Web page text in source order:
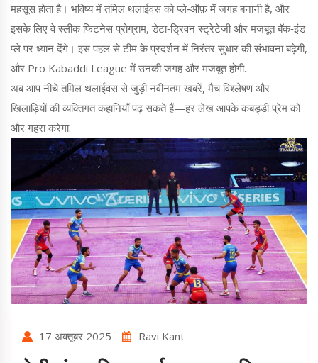
महसूस होता है। भविष्य में तमिल थलाईवस को प्ले‑ऑफ़ में जगह बनानी है, और
इसके लिए वे स्लीक फिटनेस प्रोग्राम, डेटा‑ड्रिवन स्ट्रेटेजी और मजबूत बॅक‑इंड
प्ले पर ध्यान देंगे। इस पहल से टीम के प्रदर्शन में निरंतर सुधार की संभावना बढ़ेगी,
और Pro Kabaddi League में उनकी जगह और मजबूत होगी.
अब आप नीचे तमिल थलाईवस से जुड़ी नवीनतम खबरें, मैच विश्लेषण और
खिलाड़ियों की व्यक्तिगत कहानियाँ पढ़ सकते हैं—हर लेख आपके कबड्डी प्रेम को
और गहरा करेगा.
17 अक्तूबर 2025 Ravi Kant